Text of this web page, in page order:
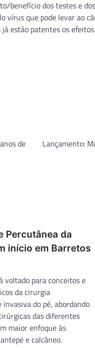
benefício dos testes e
que pode levar ao
estão patentes os
de
Lançamento:
Percutânea da
início em Barretos
voltado para conceitos e
da cirurgia
do pé, abordando
das diferentes
maior enfoque às
e calcâneo.